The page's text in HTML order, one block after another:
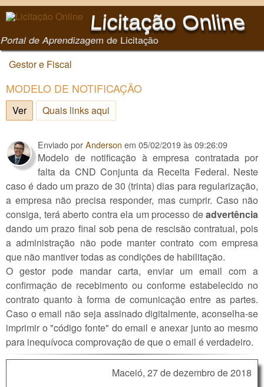
Pular para o conteúdo
principal
Licitação Online
Portal de Aprendizagem de Licitação
Você está aqui
Gestor e Fiscal
MODELO DE NOTIFICAÇÃO
Ver(aba ativa)
Quais links aqui
Enviado porAnderson em 05/02/2019 às 09:26:09
Modelo de notificação à empresa contratada por
falta da CND Conjunta da Receita Federal. Neste
caso é dado um prazo de 30 (trinta) dias para regularização,
a empresa não precisa responder, mas cumprir. Caso não
consiga, terá aberto contra ela um processo deadvertência
dando um prazo final sob pena de rescisão contratual, pois
a administração não pode manter contrato com empresa
que não mantiver todas as condições de habilitação.
O gestor pode mandar carta, enviar um email com a
confirmação de recebimento ou conforme estabelecido no
contrato quanto à forma de comunicação entre as partes.
Caso o email não seja assinado digitalmente, aconselha-se
imprimir o "código fonte" do email e anexar junto ao mesmo
para inequívoca comprovação de que o email é verdadeiro.
Maceió, 27 de dezembro de 2018